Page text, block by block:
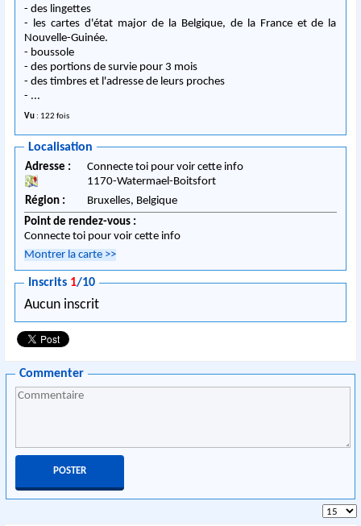
- des lingettes
- les cartes d'état major de la Belgique, de la France et de la
Nouvelle-Guinée.
- boussole
- des portions de survie pour 3 mois
- des timbres et l'adresse de leurs proches
- ...
Vu : 122 fois
Localisation
Adresse :
Connecte toi pour voir cette info
1170-Watermael-Boitsfort
Région :
Bruxelles, Belgique
Point de rendez-vous :
Connecte toi pour voir cette info
Montrer la carte >>
Inscrits 1/10
Aucun inscrit
Commenter